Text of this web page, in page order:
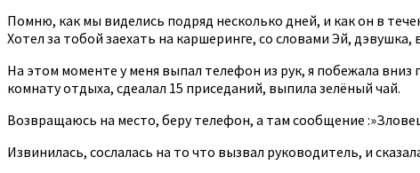
Помню, как мы виделись подряд несколько дней, и как он в
Хотел за тобой заехать на каршеринге, со словами Эй,
На этом моменте у меня выпал телефон из рук, я побежала
комнату отдыха, сдеалал 15 приседаний, выпила зелёный чай.
Возвращаюсь на место, беру телефон, а там сообщение
Извинилась, сослалась на то что вызвал руководитель, и